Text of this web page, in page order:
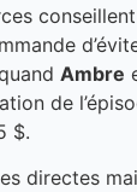
Ambre
de
$.
directes